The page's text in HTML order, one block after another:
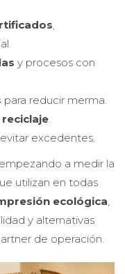
,
y procesos con
para reducir merma.
.
excedentes.
a medir la
utilizan en todas
ecológica,
y alternativas
de operación.